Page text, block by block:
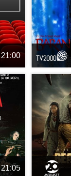
21:00
21:05